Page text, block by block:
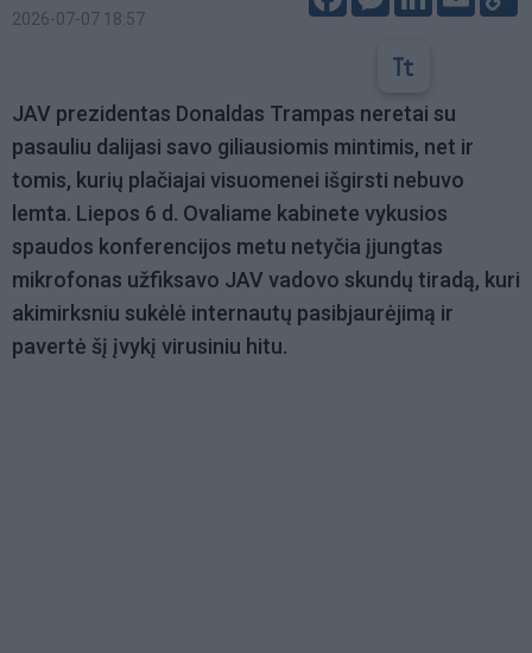
2026-07-07 18:57
JAV prezidentas Donaldas Trampas neretai su
pasauliu dalijasi savo giliausiomis mintimis, net ir
tomis, kurių plačiajai visuomenei išgirsti nebuvo
lemta. Liepos 6 d. Ovaliame kabinete vykusios
spaudos konferencijos metu netyčia įjungtas
mikrofonas užfiksavo JAV vadovo skundų tiradą, kuri
akimirksniu sukėlė internautų pasibjaurėjimą ir
pavertė šį įvykį virusiniu hitu.